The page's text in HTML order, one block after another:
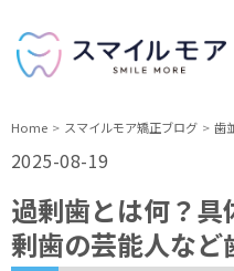
Home スマイルモア矯正ブログ 歯
2025-08-19
過剰歯とは何？
剰歯の芸能人など